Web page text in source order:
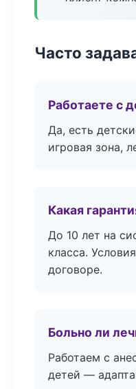
Часто
Работаете с
Да, есть
игровая зона,
Какая
До 10 лет на
класса.
договоре.
Больно ли
Работаем с
детей —